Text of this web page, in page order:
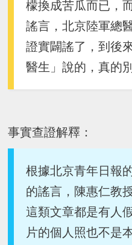
檬換成苦瓜而已，
謠言，北京陸軍總
證實闢謠了，到後
醫生」說的，真的
事實查證解釋：
根據北京青年日報
的謠言，陳惠仁教
這類文章都是有人
片的個人照也不是